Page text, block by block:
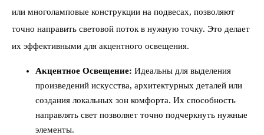
или многоламповые конструкции на подвесах, позволяют
точно направить световой поток в нужную точку. Это делает
их эффективными для акцентного освещения.
Акцентное Освещение: Идеальны для выделения
произведений искусства, архитектурных деталей или
создания локальных зон комфорта. Их способность
направлять свет позволяет точно подчеркнуть нужные
элементы.